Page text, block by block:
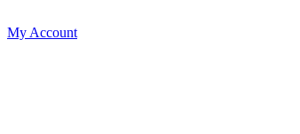
My Account